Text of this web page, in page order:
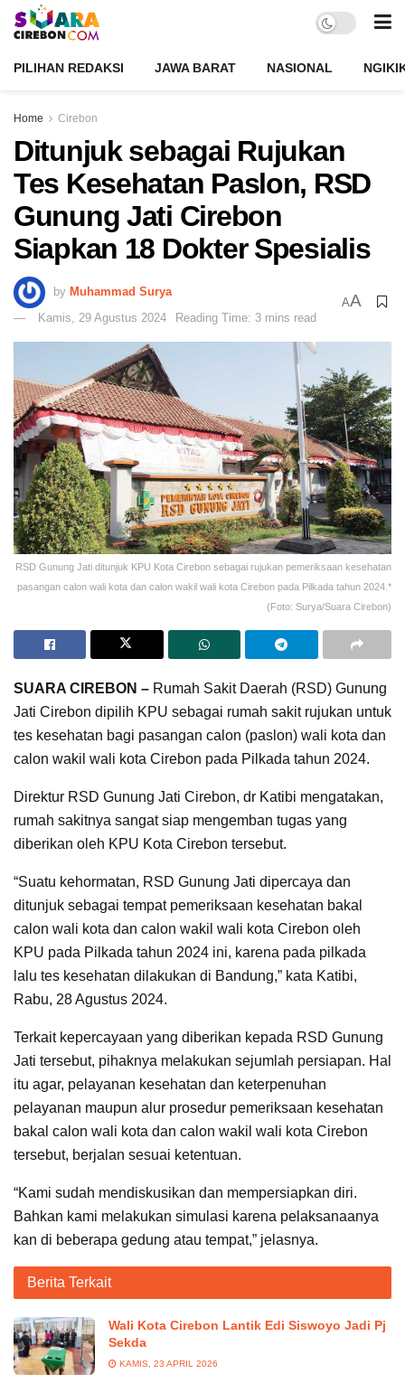
PILIHAN REDAKSI JAWA BARAT NASIONAL
Home Cirebon
Ditunjuk sebagai Rujukan
Tes Kesehatan Paslon, RSD
Gunung Jati Cirebon
Siapkan 18 Dokter Spesialis
by Muhammad Surya
Kamis, 29 Agustus 2024
Reading Time: 3 mins read
AA
RSD Gunung Jati ditunjuk KPU Kota Cirebon sebagai rujukan pemeriksaan kesehatan
pasangan calon wali kota dan calon wakil wali kota Cirebon pada Pilkada tahun 2024.*
(Foto: Surya/Suara Cirebon)
SUARA CIREBON – Rumah Sakit Daerah (RSD) Gunung
Jati Cirebon dipilih KPU sebagai rumah sakit rujukan untuk
tes kesehatan bagi pasangan calon (paslon) wali kota dan
calon wakil wali kota Cirebon pada Pilkada tahun 2024.
Direktur RSD Gunung Jati Cirebon, dr Katibi mengatakan,
rumah sakitnya sangat siap mengemban tugas yang
diberikan oleh KPU Kota Cirebon tersebut.
“Suatu kehormatan, RSD Gunung Jati dipercaya dan
ditunjuk sebagai tempat pemeriksaan kesehatan bakal
calon wali kota dan calon wakil wali kota Cirebon oleh
KPU pada Pilkada tahun 2024 ini, karena pada pilkada
lalu tes kesehatan dilakukan di Bandung,” kata Katibi,
Rabu, 28 Agustus 2024.
Terkait kepercayaan yang diberikan kepada RSD Gunung
Jati tersebut, pihaknya melakukan sejumlah persiapan. Hal
itu agar, pelayanan kesehatan dan keterpenuhan
pelayanan maupun alur prosedur pemeriksaan kesehatan
bakal calon wali kota dan calon wakil wali kota Cirebon
tersebut, berjalan sesuai ketentuan.
“Kami sudah mendiskusikan dan mempersiapkan diri.
Bahkan kami melakukan simulasi karena pelaksanaanya
kan di beberapa gedung atau tempat,” jelasnya.
Berita Terkait
Wali Kota Cirebon Lantik Edi Siswoyo Jadi Pj
Sekda
KAMIS, 23 APRIL 2026